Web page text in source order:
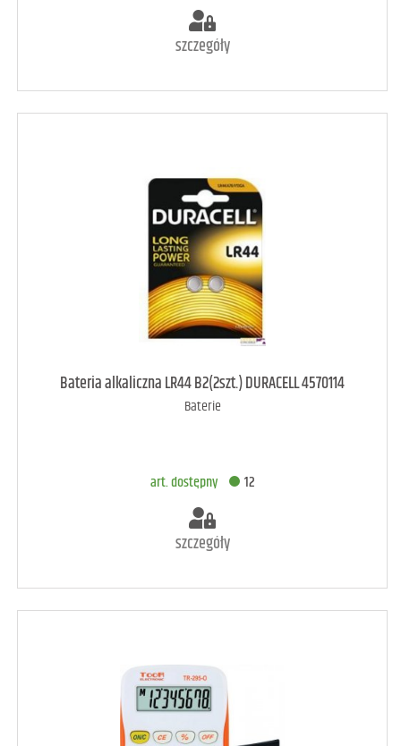
szczegóły
art. raczej dostępny 4
Bateria alkaliczna LR44 B2(2szt.) DURACELL 4570114
Baterie
art. dostępny 12
szczegóły